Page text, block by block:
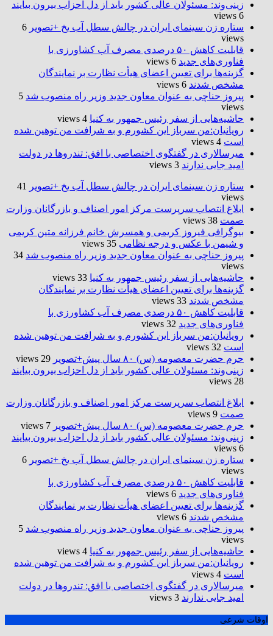
زینی‌وند: مسئولان عالی کشور باید از دل احزاب بیرون بیایند
6 views
ستاره زن سینمای ایران در چالش سطل آب یخ +تصویر 6
views
قابلیت کاهش ۵۰ درصدی مصرف آب کشاورزی با
فناوری‌های جدید 6 views
گزینه‌ها برای تعیین اعضای هیأت نظارت بر نمایندگان
مشخص شدند 6 views
پیروز حناچی به عنوان معاون جدید وزیر راه منصوب شد 5
views
حاشیه‌هایی از سفر رئیس جمهور به کنیا 4 views
رویانیان:من سرباز این کشورم و به شرافت من توهین شده
است 4 views
میرسالاری در گفتگوی اختصاصی با افق: تندروها در دولت
امید جایی ندارند 3 views
ستاره زن سینمای ایران در چالش سطل آب یخ +تصویر
41
views
ابلاغ انتصاب سرپرست مرکز امور اصناف و بازرگانان وزارت
صمت 38 views
بیوگرافی فیروز کریمی و همسرش خانم فرزانه متین کریمی
و شیمن با عکس و درجه نظامی 35 views
پیروز حناچی به عنوان معاون جدید وزیر راه منصوب شد 34
views
حاشیه‌هایی از سفر رئیس جمهور به کنیا 33 views
گزینه‌ها برای تعیین اعضای هیأت نظارت بر نمایندگان
مشخص شدند 33 views
قابلیت کاهش ۵۰ درصدی مصرف آب کشاورزی با
فناوری‌های جدید 32 views
رویانیان:من سرباز این کشورم و به شرافت من توهین شده
است 32 views
حرم حضرت‌ معصومه (س) ۸۰ سال پیش+تصویر
29 views
زینی‌وند: مسئولان عالی کشور باید از دل احزاب بیرون بیایند
28 views
ابلاغ انتصاب سرپرست مرکز امور اصناف و بازرگانان وزارت
صمت 9 views
حرم حضرت‌ معصومه (س) ۸۰ سال پیش+تصویر
7 views
زینی‌وند: مسئولان عالی کشور باید از دل احزاب بیرون بیایند
6 views
ستاره زن سینمای ایران در چالش سطل آب یخ +تصویر 6
views
قابلیت کاهش ۵۰ درصدی مصرف آب کشاورزی با
فناوری‌های جدید 6 views
گزینه‌ها برای تعیین اعضای هیأت نظارت بر نمایندگان
مشخص شدند 6 views
پیروز حناچی به عنوان معاون جدید وزیر راه منصوب شد 5
views
حاشیه‌هایی از سفر رئیس جمهور به کنیا 4 views
رویانیان:من سرباز این کشورم و به شرافت من توهین شده
است 4 views
میرسالاری در گفتگوی اختصاصی با افق: تندروها در دولت
امید جایی ندارند 3 views
اوقات شرعی